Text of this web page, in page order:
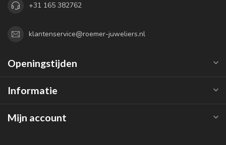
+31 165 382762
klantenservice@roemer-juweliers.nl
Openingstijden
Informatie
Mijn account